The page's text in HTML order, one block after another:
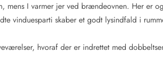
mens I varmer jer ved brændeovnen. Her er
vinduesparti skaber et godt lysindfald i
hvoraf der er indrettet med